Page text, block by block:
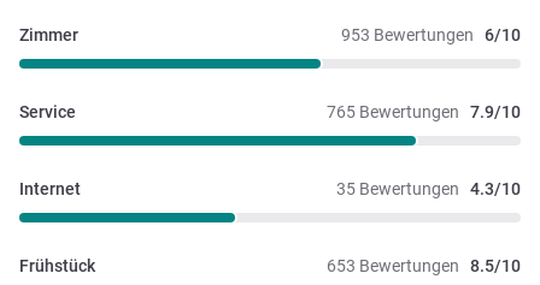
953 Bewertungen 6/10
Zimmer
765 Bewertungen 7.9/10
Service
35 Bewertungen 4.3/10
Internet
653 Bewertungen 8.5/10
Frühstück